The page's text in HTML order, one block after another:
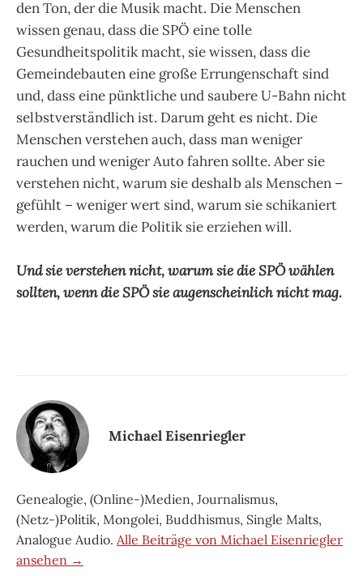
den Ton, der die Musik macht. Die Menschen
wissen genau, dass die SPÖ eine tolle
Gesundheitspolitik macht, sie wissen, dass die
Gemeindebauten eine große Errungenschaft sind
und, dass eine pünktliche und saubere U-Bahn nicht
selbstverständlich ist. Darum geht es nicht. Die
Menschen verstehen auch, dass man weniger
rauchen und weniger Auto fahren sollte. Aber sie
verstehen nicht, warum sie deshalb als Menschen –
gefühlt – weniger wert sind, warum sie schikaniert
werden, warum die Politik sie erziehen will.
Und sie verstehen nicht, warum sie die SPÖ wählen
sollten, wenn die SPÖ sie augenscheinlich nicht mag.
Michael Eisenriegler
Genealogie, (Online-)Medien, Journalismus,
(Netz-)Politik, Mongolei, Buddhismus, Single Malts,
Analogue Audio. Alle Beiträge von Michael Eisenriegler
ansehen →